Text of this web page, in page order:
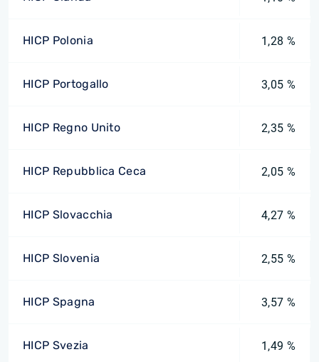
HICP Polonia 1,28 %
HICP Portogallo 3,05 %
HICP Regno Unito 2,35 %
HICP Repubblica Ceca 2,05 %
HICP Slovacchia 4,27 %
HICP Slovenia 2,55 %
HICP Spagna 3,57 %
HICP Svezia 1,49 %